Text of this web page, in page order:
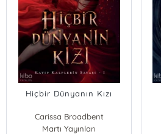
Hiçbir Dünyanın Kızı
Carissa Broadbent
Martı Yayınları